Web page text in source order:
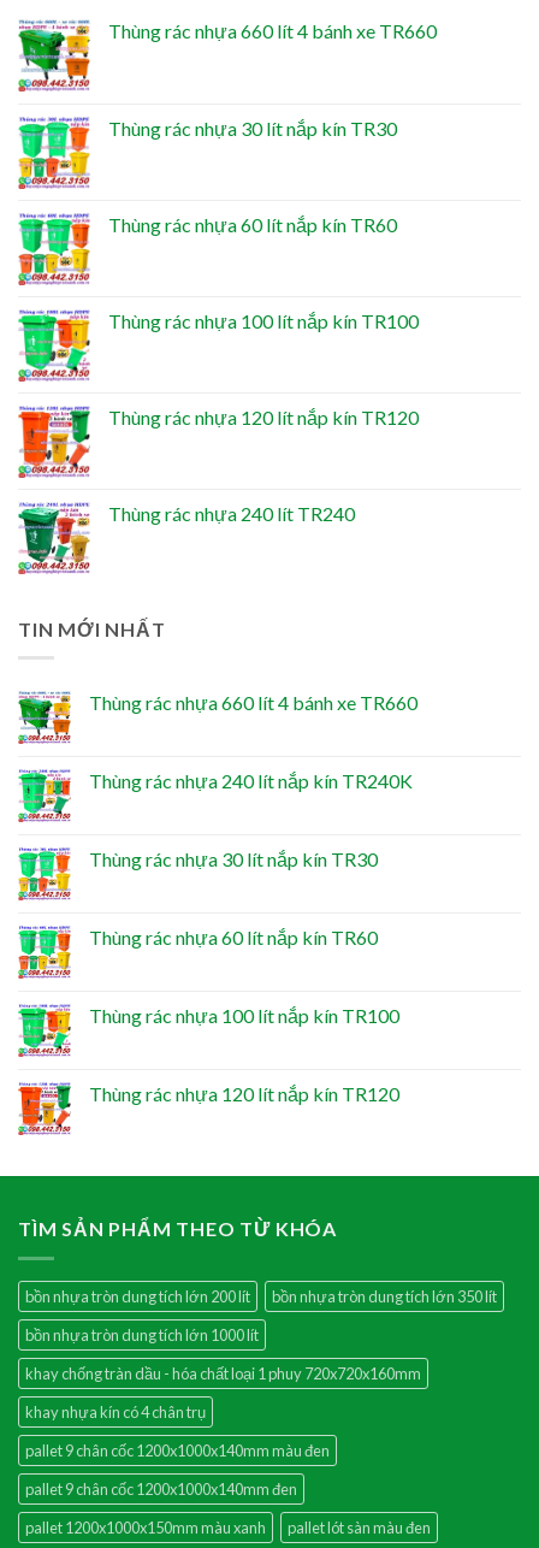
Thùng rác nhựa 660 lít 4 bánh xe TR660
Thùng rác nhựa 30 lít nắp kín TR30
Thùng rác nhựa 60 lít nắp kín TR60
Thùng rác nhựa 100 lít nắp kín TR100
Thùng rác nhựa 120 lít nắp kín TR120
Thùng rác nhựa 240 lít TR240
TIN MỚI NHẤT
Thùng rác nhựa 660 lít 4 bánh xe TR660
Thùng rác nhựa 240 lít nắp kín TR240K
Thùng rác nhựa 30 lít nắp kín TR30
Thùng rác nhựa 60 lít nắp kín TR60
Thùng rác nhựa 100 lít nắp kín TR100
Thùng rác nhựa 120 lít nắp kín TR120
TÌM SẢN PHẨM THEO TỪ KHÓA
bồn nhựa tròn dung tích lớn 200 lít
bồn nhựa tròn dung tích lớn 350 lít
bồn nhựa tròn dung tích lớn 1000 lít
khay chống tràn dầu - hóa chất loại 1 phuy 720x720x160mm
khay nhựa kín có 4 chân trụ
pallet 9 chân cốc 1200x1000x140mm màu đen
pallet 9 chân cốc 1200x1000x140mm đen
pallet 1200x1000x150mm màu xanh
pallet lót sàn màu đen